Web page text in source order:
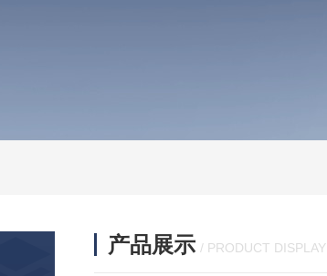
产品展示 / PRODUCT DISPLAY